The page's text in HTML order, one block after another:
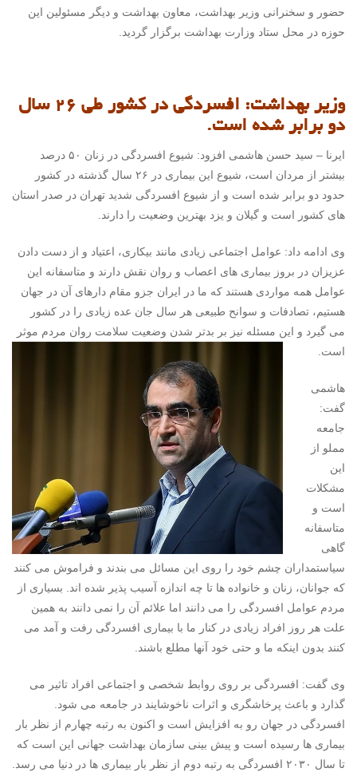
حضور و سخنرانی وزیر بهداشت، معاون بهداشت و دیگر مسئولین این
حوزه در محل ستاد وزارت بهداشت برگزار گردید.
وزیر بهداشت: افسردگی در کشور طی ۲۶ سال
دو برابر شده است.
ایرنا – سید حسن هاشمی افزود: شیوع افسردگی در زنان ۵۰ درصد
بیشتر از مردان است، شیوع این بیماری در ۲۶ سال گذشته در کشور
حدود دو برابر شده است و از شیوع افسردگی شدید تهران در صدر استان
های کشور است و گیلان و یزد بهترین وضعیت را دارند.
وی ادامه داد: عوامل اجتماعی زیادی مانند بیکاری، اعتیاد و از دست دادن
عزیزان در بروز بیماری های اعصاب و روان نقش دارند و متاسفانه این
عوامل همه مواردی هستند که ما در ایران جزو مقام دارهای آن در جهان
هستیم، تصادفات و سوانح طبیعی هر سال جان عده زیادی را در کشور
می گیرد و این مسئله نیز بر بدتر شدن وضعیت سلامت روان مردم موثر
است.
هاشمی
گفت:
جامعه
مملو از
این
مشکلات
است و
متاسفانه
گاهی
سیاستمداران چشم خود را روی این مسائل می بندند و فراموش می کنند
که جوانان، زنان و خانواده ها تا چه اندازه آسیب پذیر شده اند. بسیاری از
مردم عوامل افسردگی را می دانند اما علائم آن را نمی دانند به همین
علت هر روز افراد زیادی در کنار ما با بیماری افسردگی رفت و آمد می
کنند بدون اینکه ما و حتی خود آنها مطلع باشند.
وی گفت: افسردگی بر روی روابط شخصی و اجتماعی افراد تاثیر می
گذارد و باعث پرخاشگری و اثرات ناخوشایند در جامعه می شود.
افسردگی در جهان رو به افزایش است و اکنون به رتبه چهارم از نظر بار
بیماری ها رسیده است و پیش بینی سازمان بهداشت جهانی این است که
تا سال ۲۰۳۰ افسردگی به رتبه دوم از نظر بار بیماری ها در دنیا می رسد.